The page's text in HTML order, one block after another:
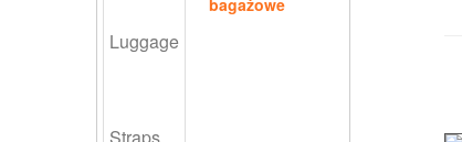
bagażowe